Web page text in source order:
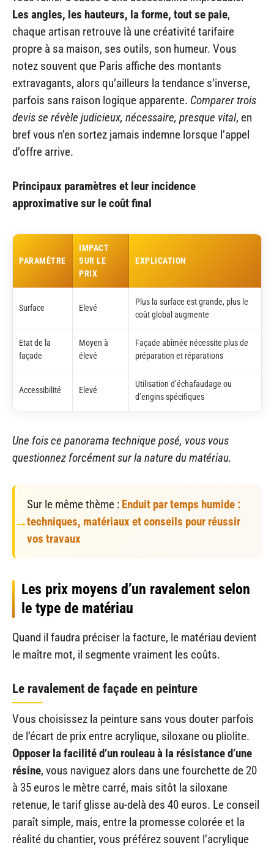
Les angles, les hauteurs, la forme, tout se paie,
chaque artisan retrouve là une créativité tarifaire
propre à sa maison, ses outils, son humeur. Vous
notez souvent que Paris affiche des montants
extravagants, alors qu’ailleurs la tendance s’inverse,
parfois sans raison logique apparente. Comparer trois
devis se révèle judicieux, nécessaire, presque vital, en
bref vous n’en sortez jamais indemne lorsque l’appel
d’offre arrive.
Principaux paramètres et leur incidence
approximative sur le coût final
PARAMÈTRE
IMPACT
SUR LE
PRIX
EXPLICATION
Surface Elevé
Plus la surface est grande, plus le
coût global augmente
Etat de la
façade
Moyen à
élevé
Façade abîmée nécessite plus de
préparation et réparations
Accessibilité Elevé
Utilisation d’échafaudage ou
d’engins spécifiques
Une fois ce panorama technique posé, vous vous
questionnez forcément sur la nature du matériau.
Sur le même thème : Enduit par temps humide :
techniques, matériaux et conseils pour réussir
vos travaux
Les prix moyens d’un ravalement selon
le type de matériau
Quand il faudra préciser la facture, le matériau devient
le maître mot, il segmente vraiment les coûts.
Le ravalement de façade en peinture
Vous choisissez la peinture sans vous douter parfois
de l’écart de prix entre acrylique, siloxane ou pliolite.
Opposer la facilité d’un rouleau à la résistance d’une
résine, vous naviguez alors dans une fourchette de 20
à 35 euros le mètre carré, mais sitôt la siloxane
retenue, le tarif glisse au-delà des 40 euros. Le conseil
paraît simple, mais, entre la promesse colorée et la
réalité du chantier, vous préférez souvent l’acrylique